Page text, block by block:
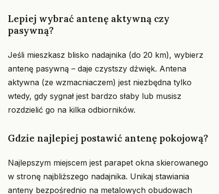
Lepiej wybrać antenę aktywną czy
pasywną?
Jeśli mieszkasz blisko nadajnika (do 20 km), wybierz
antenę pasywną – daje czystszy dźwięk. Antena
aktywna (ze wzmacniaczem) jest niezbędna tylko
wtedy, gdy sygnał jest bardzo słaby lub musisz
rozdzielić go na kilka odbiorników.
Gdzie najlepiej postawić antenę pokojową?
Najlepszym miejscem jest parapet okna skierowanego
w stronę najbliższego nadajnika. Unikaj stawiania
anteny bezpośrednio na metalowych obudowach